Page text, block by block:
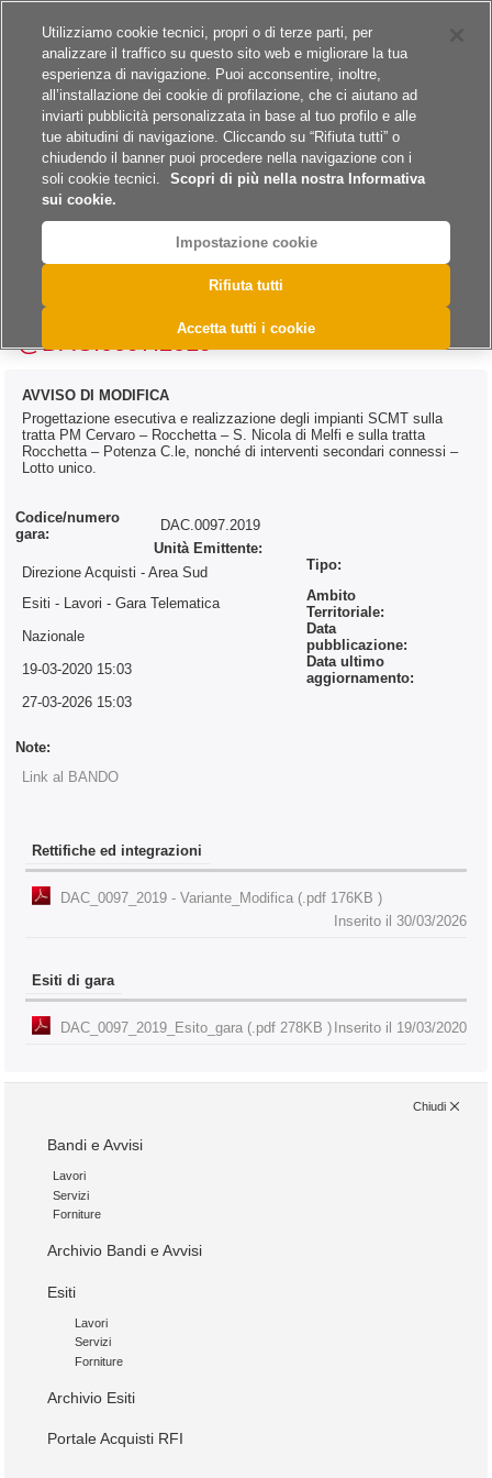
A
@DAC.0097.2019
AVVISO DI MODIFICA
Progettazione esecutiva e realizzazione degli impianti SCMT sulla
tratta PM Cervaro – Rocchetta – S. Nicola di Melfi e sulla tratta
Rocchetta – Potenza C.le, nonché di interventi secondari connessi –
Lotto unico.
Codice/numero
gara:
DAC.0097.2019
Unità Emittente:
Direzione Acquisti - Area Sud
Tipo:
Esiti - Lavori- Gara Telematica
Ambito
Territoriale:
Nazionale
Data
pubblicazione:
19-03-2020 15:03
Data ultimo
aggiornamento:
27-03-2026 15:03
Note:
Link al BANDO
Rettifiche ed integrazioni
DAC_0097_2019 - Variante_Modifica (.pdf 176KB )
Inserito il 30/03/2026
Esiti di gara
DAC_0097_2019_Esito_gara (.pdf 278KB ) Inserito il 19/03/2020
Chiudi
Bandi e Avvisi
Lavori
Servizi
Forniture
Archivio Bandi e Avvisi
Esiti
Lavori
Servizi
Forniture
Archivio Esiti
Portale Acquisti RFI
Utilizziamo cookie tecnici, propri o di terze parti, per
analizzare il traffico su questo sito web e migliorare la tua
esperienza di navigazione. Puoi acconsentire, inoltre,
all’installazione dei cookie di profilazione, che ci aiutano ad
inviarti pubblicità personalizzata in base al tuo profilo e alle
tue abitudini di navigazione. Cliccando su “Rifiuta tutti” o
chiudendo il banner puoi procedere nella navigazione con i
soli cookie tecnici.
Scopri di più nella nostra Informativa
sui cookie.
Impostazione cookie
Rifiuta tutti
Accetta tutti i cookie